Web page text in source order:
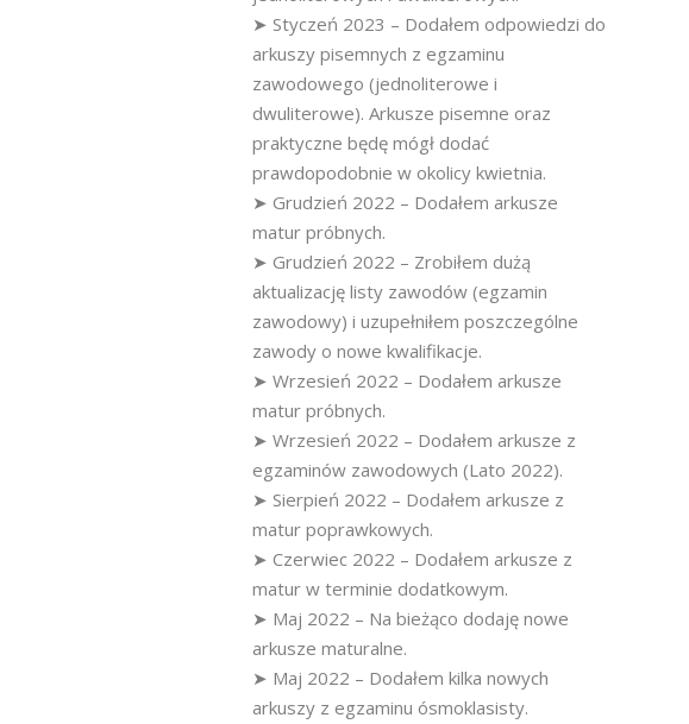
➤ Styczeń 2023 – Dodałem odpowiedzi do
arkuszy pisemnych z egzaminu
zawodowego (jednoliterowe i
dwuliterowe). Arkusze pisemne oraz
praktyczne będę mógł dodać
prawdopodobnie w okolicy kwietnia.
➤ Grudzień 2022 – Dodałem arkusze
matur próbnych.
➤ Grudzień 2022 – Zrobiłem dużą
aktualizację listy zawodów (egzamin
zawodowy) i uzupełniłem poszczególne
zawody o nowe kwalifikacje.
➤ Wrzesień 2022 – Dodałem arkusze
matur próbnych.
➤ Wrzesień 2022 – Dodałem arkusze z
egzaminów zawodowych (Lato 2022).
➤ Sierpień 2022 – Dodałem arkusze z
matur poprawkowych.
➤ Czerwiec 2022 – Dodałem arkusze z
matur w terminie dodatkowym.
➤ Maj 2022 – Na bieżąco dodaję nowe
arkusze maturalne.
➤ Maj 2022 – Dodałem kilka nowych
arkuszy z egzaminu ósmoklasisty.